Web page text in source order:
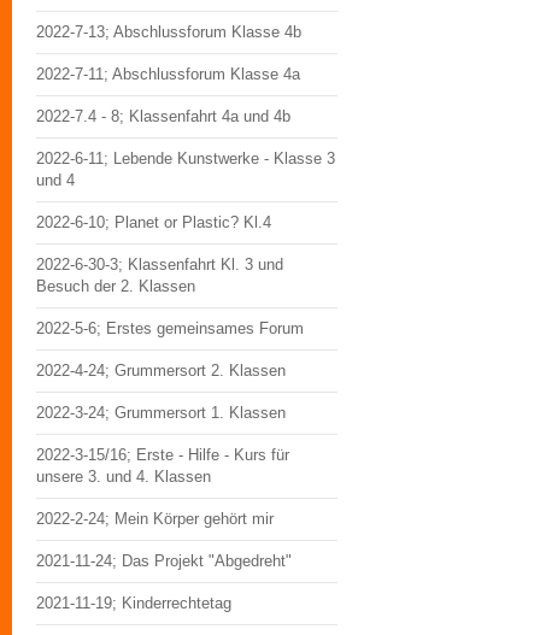
2022-7-13; Abschlussforum Klasse 4b
2022-7-11; Abschlussforum Klasse 4a
2022-7.4 - 8; Klassenfahrt 4a und 4b
2022-6-11; Lebende Kunstwerke - Klasse 3
und 4
2022-6-10; Planet or Plastic? Kl.4
2022-6-30-3; Klassenfahrt Kl. 3 und
Besuch der 2. Klassen
2022-5-6; Erstes gemeinsames Forum
2022-4-24; Grummersort 2. Klassen
2022-3-24; Grummersort 1. Klassen
2022-3-15/16; Erste - Hilfe - Kurs für
unsere 3. und 4. Klassen
2022-2-24; Mein Körper gehört mir
2021-11-24; Das Projekt "Abgedreht"
2021-11-19; Kinderrechtetag